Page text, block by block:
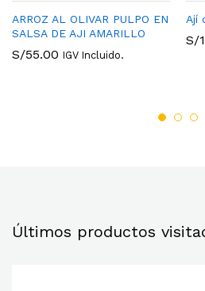
ARROZ AL OLIVAR PULPO EN
SALSA DE AJI AMARILLO
S/55.00 IGV Incluido.
Ají
S/
Últimos productos